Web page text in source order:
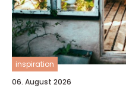
inspiration
06. August 2026